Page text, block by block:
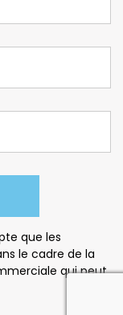
que les
le cadre de la
qui peut